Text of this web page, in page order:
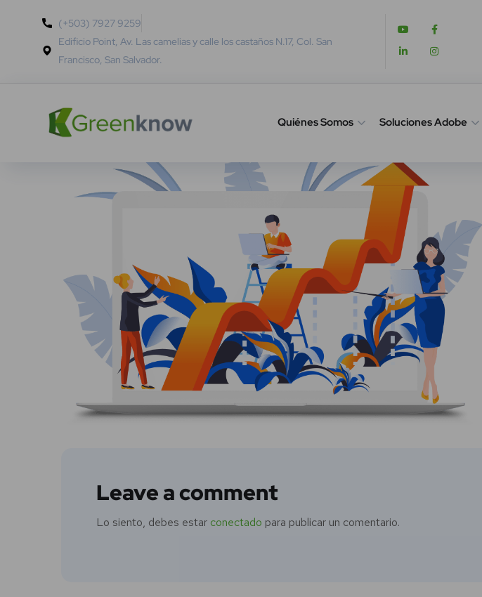
(+503) 7927 9259
Edificio Point, Av. Las camelias y calle los castaños N.17, Col. San
Francisco, San Salvador.
Quiénes Somos Soluciones Adobe
Leave a comment
Lo siento, debes estar conectado para publicar un comentario.